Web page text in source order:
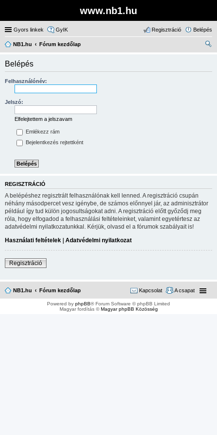
www.nb1.hu
Gyors linkek GyIK Belépés
Regisztráció
NB1.hu
Fórum kezdőlap
Belépés
Felhasználónév:
Jelszó:
Elfelejtettem a jelszavam
Emlékezz rám
Bejelentkezés rejtettként
REGISZTRÁCIÓ
A belépéshez regisztrált felhasználónak kell lenned. A regisztráció csupán
néhány másodpercet vesz igénybe, de számos előnnyel jár, az adminisztrátor
például így tud külön jogosultságokat adni. A regisztráció előtt győződj meg
róla, hogy elfogadod a felhasználási feltételeinket, valamint egyetértesz az
adatvédelmi nyilatkozatunkkal. Kérjük, olvasd el a fórumok szabályait is!
Használati feltételek | Adatvédelmi nyilatkozat
Regisztráció
NB1.hu Fórum kezdőlap A csapat
Kapcsolat
Powered by phpBB® Forum Software © phpBB Limited
Magyar fordítás ©Magyar phpBB Közösség